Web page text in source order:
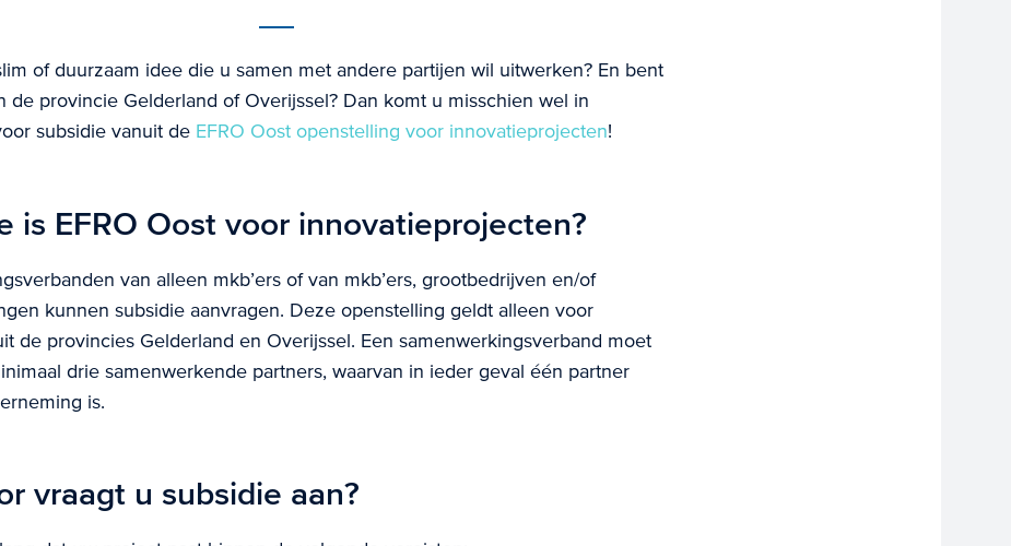
of duurzaam idee die u samen met andere partijen wil uitwerken? En bent
de provincie Gelderland of Overijssel? Dan komt u misschien wel in
subsidie vanuit de EFRO Oost openstelling voor innovatieprojecten!
is EFRO Oost voor innovatieprojecten?
van alleen mkb’ers of van mkb’ers, grootbedrijven en/of
kunnen subsidie aanvragen. Deze openstelling geldt alleen voor
de provincies Gelderland en Overijssel. Een samenwerkingsverband moet
drie samenwerkende partners, waarvan in ieder geval één partner
is.
vraagt u subsidie aan?